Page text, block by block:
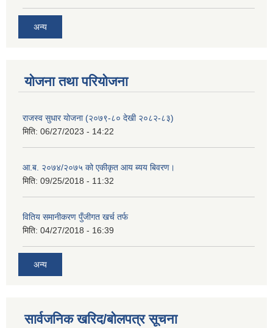
अन्य
योजना तथा परियोजना
राजस्व सुधार योजना (२०७९-८० देखी २०८२-८३)
मिति: 06/27/2023 - 14:22
आ.ब. २०७४/२०७५ को एकीकृत आय ब्यय बिवरण।
मिति: 09/25/2018 - 11:32
वितिय समानीकरण पुँजीगत खर्च तर्फ
मिति: 04/27/2018 - 16:39
अन्य
सार्वजनिक खरिद/बोलपत्र सूचना